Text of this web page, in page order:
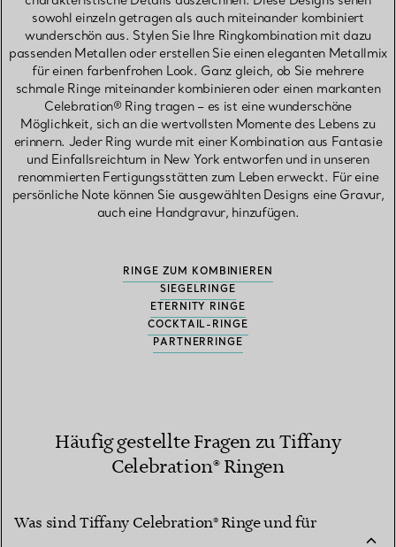
sowohl einzeln getragen als auch miteinander kombiniert
wunderschön aus. Stylen Sie Ihre Ringkombination mit dazu
passenden Metallen oder erstellen Sie einen eleganten Metallmix
für einen farbenfrohen Look. Ganz gleich, ob Sie mehrere
schmale Ringe miteinander kombinieren oder einen markanten
Celebration® Ring tragen – es ist eine wunderschöne
Möglichkeit, sich an die wertvollsten Momente des Lebens zu
erinnern. Jeder Ring wurde mit einer Kombination aus Fantasie
und Einfallsreichtum in New York entworfen und in unseren
renommierten Fertigungsstätten zum Leben erweckt. Für eine
persönliche Note können Sie ausgewählten Designs eine Gravur,
auch eine Handgravur, hinzufügen.
RINGE ZUM KOMBINIEREN
SIEGELRINGE
ETERNITY RINGE
COCKTAIL-RINGE
PARTNERRINGE
Häufig gestellte Fragen zu Tiffany
Celebration® Ringen
Was sind Tiffany Celebration® Ringe und für